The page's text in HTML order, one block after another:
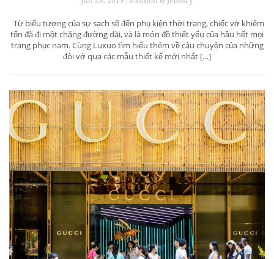
Từ biểu tượng của sự sạch sẽ đến phụ kiện thời trang, chiếc vớ khiêm
tốn đã đi một chặng đường dài, và là món đồ thiết yếu của hầu hết mọi
trang phục nam. Cùng Luxuo tìm hiểu thêm về câu chuyện của những
đôi vớ qua các mẫu thiết kế mới nhất […]